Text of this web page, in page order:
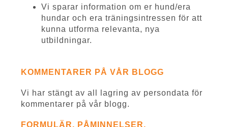
Vi sparar information om er hund/era
hundar och era träningsintressen för att
kunna utforma relevanta, nya
utbildningar.
KOMMENTARER PÅ VÅR BLOGG
Vi har stängt av all lagring av persondata för
kommentarer på vår blogg.
FORMULÄR, PÅMINNELSER,